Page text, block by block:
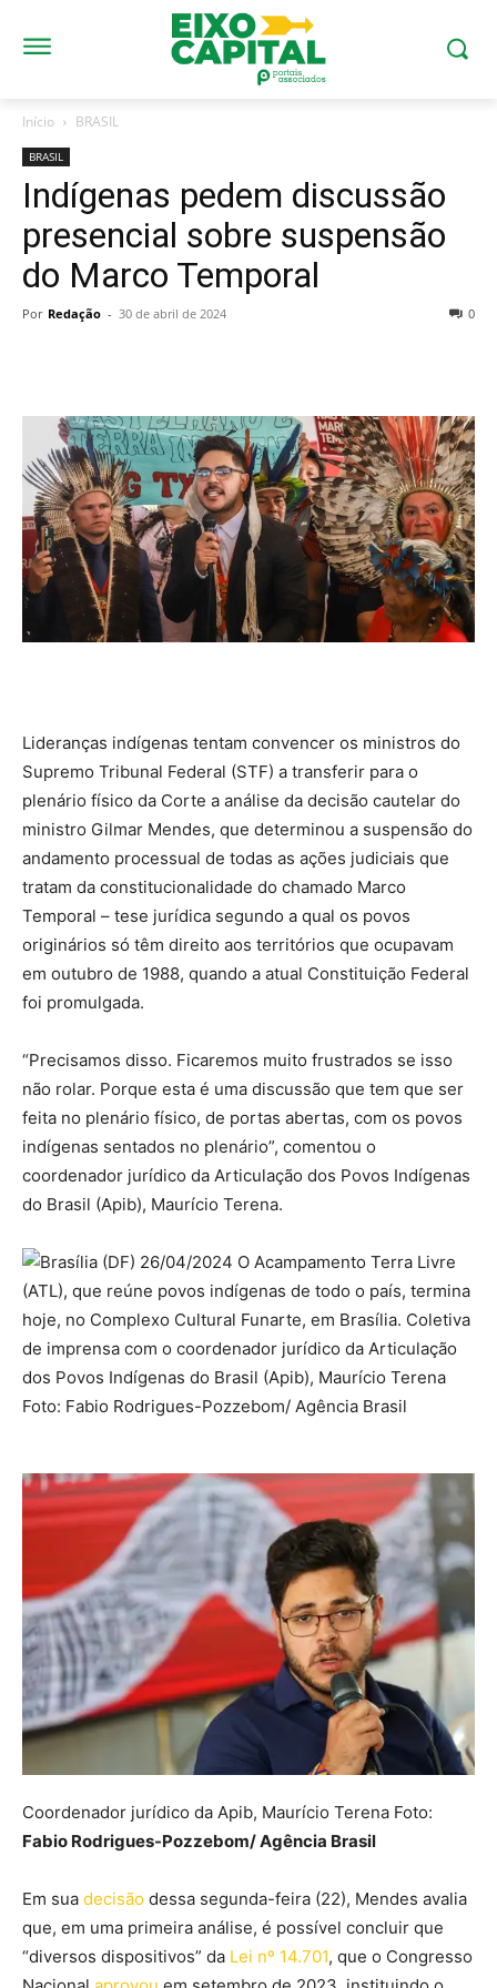
Início BRASIL
BRASIL
Indígenas pedem discussão
presencial sobre suspensão
do Marco Temporal
Por Redação - 30 de abril de 2024 0
Lideranças indígenas tentam convencer os ministros do
Supremo Tribunal Federal (STF) a transferir para o
plenário físico da Corte a análise da decisão cautelar do
ministro Gilmar Mendes, que determinou a suspensão do
andamento processual de todas as ações judiciais que
tratam da constitucionalidade do chamado Marco
Temporal – tese jurídica segundo a qual os povos
originários só têm direito aos territórios que ocupavam
em outubro de 1988, quando a atual Constituição Federal
foi promulgada.
“Precisamos disso. Ficaremos muito frustrados se isso
não rolar. Porque esta é uma discussão que tem que ser
feita no plenário físico, de portas abertas, com os povos
indígenas sentados no plenário”, comentou o
coordenador jurídico da Articulação dos Povos Indígenas
do Brasil (Apib), Maurício Terena.
Coordenador jurídico da Apib, Maurício Terena Foto:
Fabio Rodrigues-Pozzebom/ Agência Brasil
Em sua decisão dessa segunda-feira (22), Mendes avalia
que, em uma primeira análise, é possível concluir que
“diversos dispositivos” da Lei nº 14.701, que o Congresso